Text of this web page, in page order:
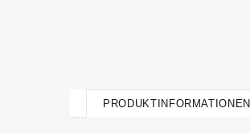
PRODUKTINFORMATIONEN